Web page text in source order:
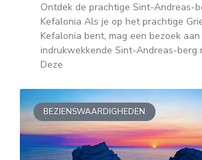
Ontdek de prachtige Sint-Andreas-
Kefalonia Als je op het prachtige
Kefalonia bent, mag een bezoek aan
indrukwekkende Sint-Andreas-berg
Deze
BEZIENSWAARDIGHEDEN